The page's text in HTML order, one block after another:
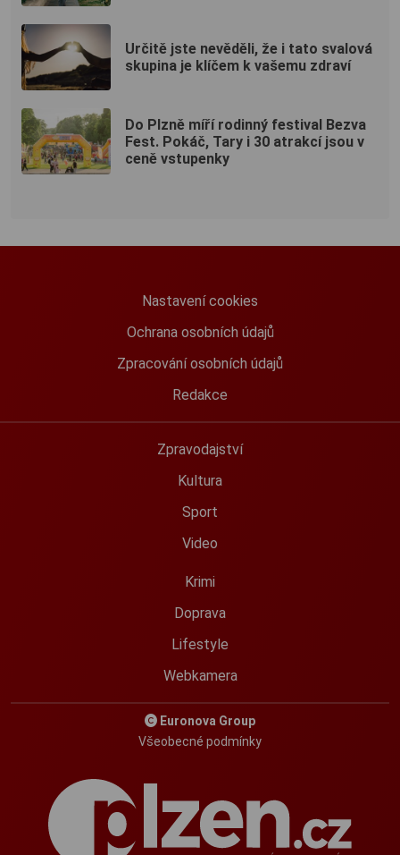
Určitě jste nevěděli, že i tato svalová
skupina je klíčem k vašemu zdraví
Do Plzně míří rodinný festival Bezva
Fest. Pokáč, Tary i 30 atrakcí jsou v
ceně vstupenky
Nastavení cookies
Ochrana osobních údajů
Zpracování osobních údajů
Redakce
Zpravodajství
Kultura
Sport
Video
Krimi
Doprava
Lifestyle
Webkamera
Euronova Group
Všeobecné podmínky